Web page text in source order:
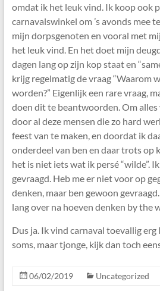
omdat ik het leuk vind. Ik koop ook
carnavalswinkel om ’s avonds mee
mijn dorpsgenoten en vooral met
het leuk vind. En het doet mijn
dagen lang op zijn kop staat en
krijg regelmatig de vraag “Waarom
worden?” Eigenlijk een rare vraag,
doen dit te beantwoorden. Om
door al deze mensen die zo hard
feest van te maken, en doordat ik
onderdeel van ben en daar trots op
het is niet iets wat ik persé “wilde”.
gevraagd. Heb me er niet voor op
denken, maar ben gewoon
lang over na hoeven denken by the
Dus ja. Ik vind carnaval toevallig erg
soms, maar tjonge, kijk dan toch
06/02/2019 Uncategorized